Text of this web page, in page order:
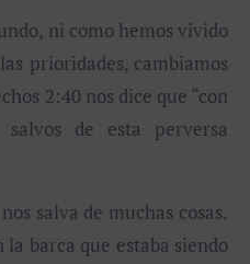
ni como hemos vivido
prioridades, cambiamos
2:40 nos dice que “con
de esta perversa
salva de muchas cosas.
barca que estaba siendo